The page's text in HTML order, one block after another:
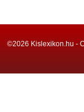
©2026 Kislexikon.hu -